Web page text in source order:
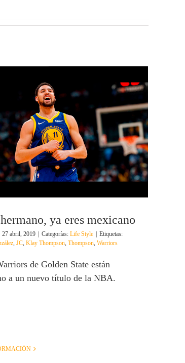
ya eres mexicano
27 abril, 2019 Categorías: Life Style
Etiquetas:
, JC, Klay Thompson, Thompson, Warriors
de Golden State están
a un nuevo título de la NBA.